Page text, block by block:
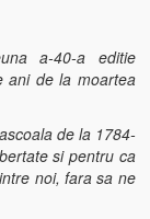
a-40-a editie
ani de la moartea
de la 1784-
si pentru ca
noi, fara sa ne